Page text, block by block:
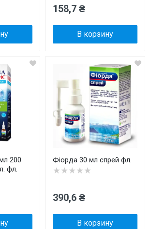
158,7 ₴
В корзину
200
фл.
Фіорда 30 мл спрей фл.
★★★★★
390,6 ₴
В корзину